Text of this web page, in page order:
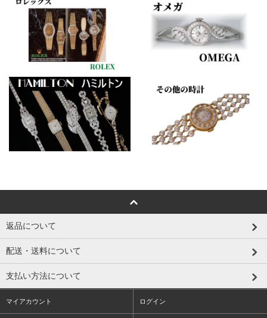
返品について
配送・送料について
支払い方法について
マイアカウント ログイン